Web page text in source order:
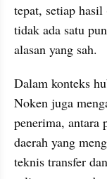
tepat, setiap
tidak ada satu
alasan yang sah.
Dalam konteks
Noken juga
penerima, antara
daerah yang
teknis transfer